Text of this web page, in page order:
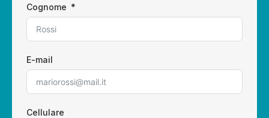
Cognome
E-mail
Cellulare